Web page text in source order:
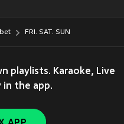
FRI. SAT. SUN
playlists. Karaoke, Live
in the app.